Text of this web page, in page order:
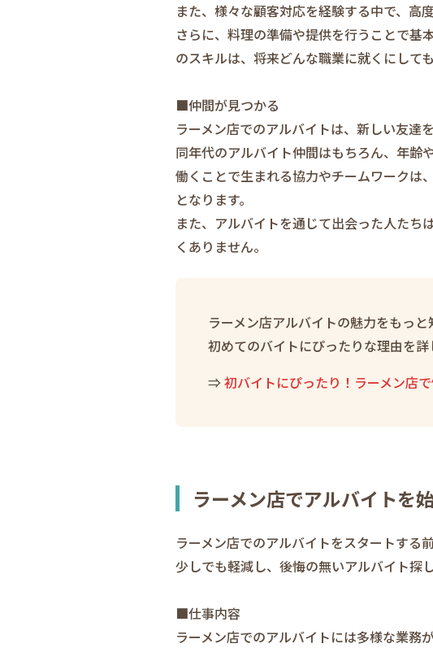
また、様々な顧客対応を経験する中で、高
さらに、料理の準備や提供を行うことで基
のスキルは、将来どんな職業に就くにして
■仲間が見つかる
ラーメン店でのアルバイトは、新しい友達
同年代のアルバイト仲間はもちろん、年齢
働くことで生まれる協力やチームワークは
となります。
また、アルバイトを通じて出会った人た
くありません。
ラーメン店アルバイトの魅力をもっ
初めてのバイトにぴったりな理由を詳
⇒初バイトにぴったり！ラーメン店
ラーメン店でアルバイトを
ラーメン店でのアルバイトをスタートする
少しでも軽減し、後悔の無いアルバイト探
■仕事内容
ラーメン店でのアルバイトには多様な業務